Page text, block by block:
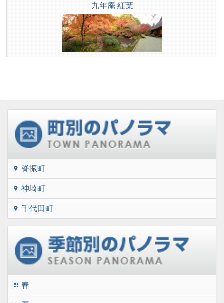
九年庵 紅葉
location_on 脊振町
location_on 神埼町
location_on 千代田町
apps 春